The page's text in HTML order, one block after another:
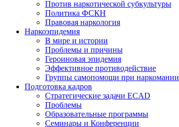
Против наркотической субкультуры
Политика ФСКН
Правовая наркология
Наркоэпидемия
В мире и истории
Проблемы и причины
Героиновая эпидемия
Эффективное противодействие
Группы самопомощи при наркомании
Подготовка кадров
Стратегические задачи ECAD
Проблемы
Образовательные программы
Семинары и Конференции